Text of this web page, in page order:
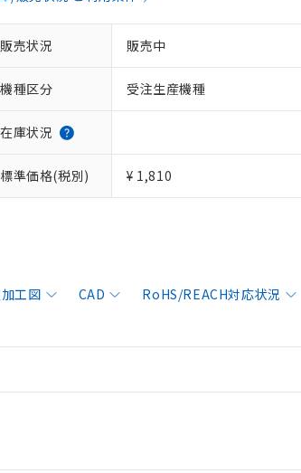
販売状況 販売中
機種区分 受注生産機種
在庫状況
標準価格(税別) ¥ 1,810
工図 CAD RoHS/REACH対応状況